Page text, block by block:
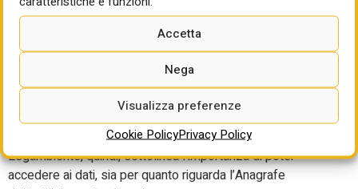
Accetta
Nega
Visualizza preferenze
Cookie PolicyPrivacy Policy
in campo la forte contraddizione che, se da una parte
facciamo lo sforzo di colmare i divari territoriali con il
PNRR, dall’altra con l’autonomia differenziata, andiamo
verso una politica in cui le autonomie, senza un
investimento sui Livelli Essenziali di Prestazione (LEP),
rischiano nelle aree più fragili del Paese, come alcuni
territori del Sud e delle aree interne, di divenire solitudini”.
Legambiente, quindi, sottolinea l’importanza di poter
accedere ai dati, sia per quanto riguarda l’Anagrafe